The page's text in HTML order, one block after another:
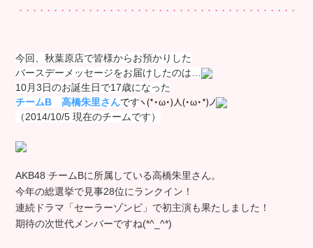
今回、秋葉原店で皆様からお預かりした
バースデーメッセージをお届けしたのは…
10月3日のお誕生日で17歳になった
チームB 高橋朱里さんですヽ(*・ω・)人(・ω・*)ノ
（2014/10/5 現在のチームです）
AKB48 チームBに所属している高橋朱里さん。
今年の総選挙で見事28位にランクイン！
連続ドラマ「セーラーゾンビ」で初主演も果たしました！
期待の次世代メンバーですね(*^_^*)